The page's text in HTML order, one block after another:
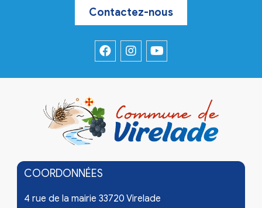
Contactez-nous
COORDONNÉES
4 rue de la mairie 33720 Virelade